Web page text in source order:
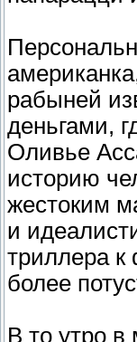
рабыней
деньгами,
Оливье
историю
жестоким
и
триллера к
более
В то утро в